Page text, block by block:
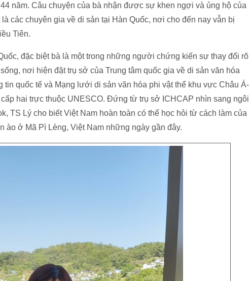
năm. Câu chuyện của bà nhận được sự khen ngợi và ủng hộ của
các chuyên gia về di sản tại Hàn Quốc, nơi cho đến nay vẫn bị
Tiên.
đặc biệt bà là một trong những người chứng kiến sự thay đổi rõ
nơi hiện đặt trụ sở của Trung tâm quốc gia về di sản văn hóa
tin quốc tế và Mạng lưới di sản văn hóa phi vật thể khu vực Châu Á-
hai trực thuộc UNESCO. Đứng từ trụ sở ICHCAP nhìn sang ngôi
TS Lý cho biết Việt Nam hoàn toàn có thể học hỏi từ cách làm của
ào ở Mã Pì Lèng, Việt Nam những ngày gần đây.